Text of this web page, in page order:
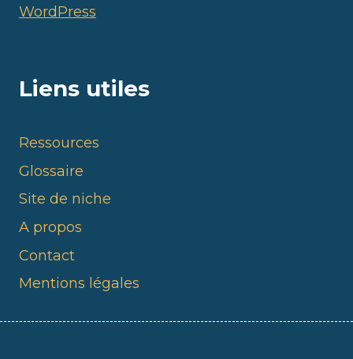
WordPress
Liens utiles
Ressources
Glossaire
Site de niche
A propos
Contact
Mentions légales